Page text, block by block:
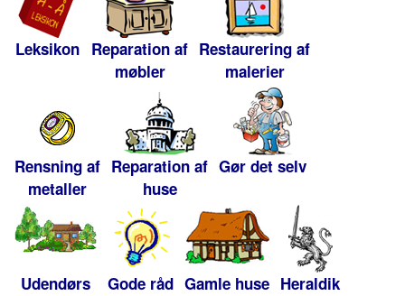
Leksikon Reparation af
møbler
Restaurering af
malerier
Rensning af
metaller
Reparation af
huse
Gør det selv
Udendørs Gode råd Gamle huse Heraldik